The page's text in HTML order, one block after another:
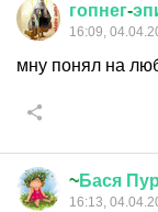
гопнег-
16:09,
мну понял на
~Бася
16:13,